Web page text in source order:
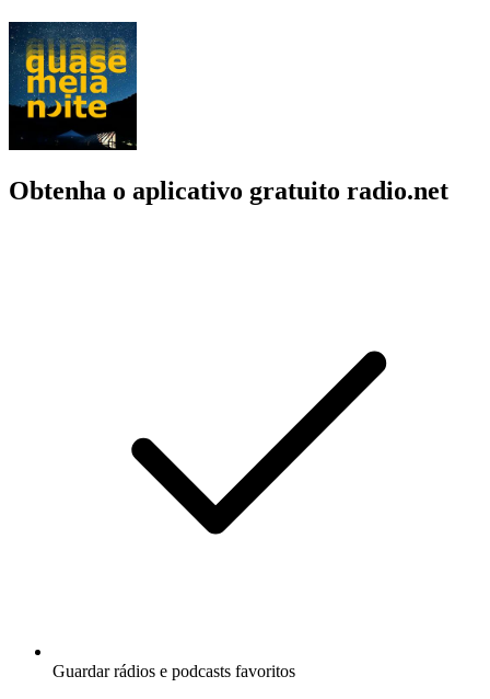
Obtenha o aplicativo gratuito radio.net
Guardar rádios e podcasts favoritos